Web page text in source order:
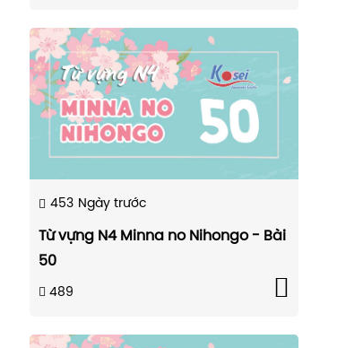
453 Ngày trước
Từ vựng N4 Minna no Nihongo - Bài
50
489